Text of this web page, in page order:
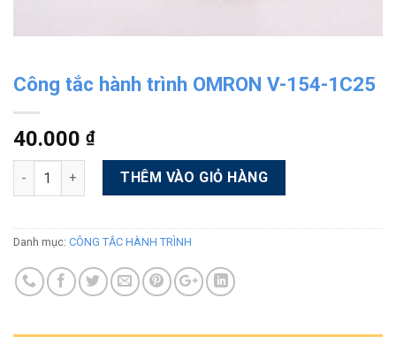
Công tắc hành trình OMRON V-154-1C25
40.000 ₫
Số lượng THÊM VÀO GIỎ HÀNG
Danh mục: CÔNG TẮC HÀNH TRÌNH